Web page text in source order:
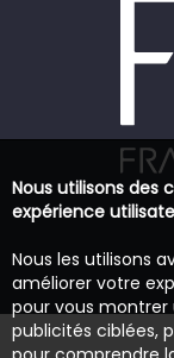
Nous utilisons des
expérience
Nous les utilisons
améliorer votre
pour vous montrer
publicités ciblées,